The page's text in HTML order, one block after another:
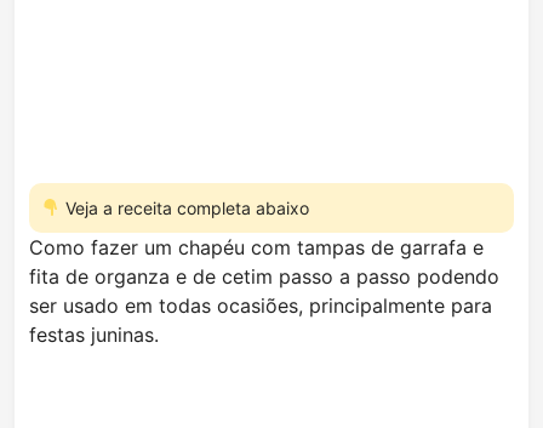
Veja a receita completa abaixo
Como fazer um chapéu com tampas de garrafa e
fita de organza e de cetim passo a passo podendo
ser usado em todas ocasiões, principalmente para
festas juninas.